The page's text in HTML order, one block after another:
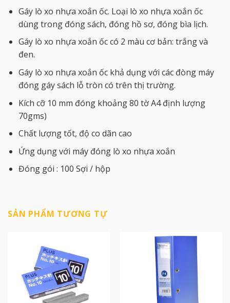
Gáy lò xo nhựa xoắn ốc. Loại lò xo nhựa xoắn ốc
dùng trong đóng sách, đóng hồ sơ, đóng bìa lịch.
Gáy lò xo nhựa xoắn ốc có 2 màu cơ bản: trắng và
đen.
Gáy lò xo nhựa xoắn ốc khả dụng với các đòng máy
đóng gáy sách lỗ tròn có trên thị trường.
Kích cỡ 10 mm đóng khoảng 80 tờ A4 định lượng
70gms)
Chất lượng tốt, độ co dãn cao
Ứng dụng với máy đóng lò xo nhựa xoắn
Đóng gói : 100 Sợi / hộp
SẢN PHẨM TƯƠNG TỰ